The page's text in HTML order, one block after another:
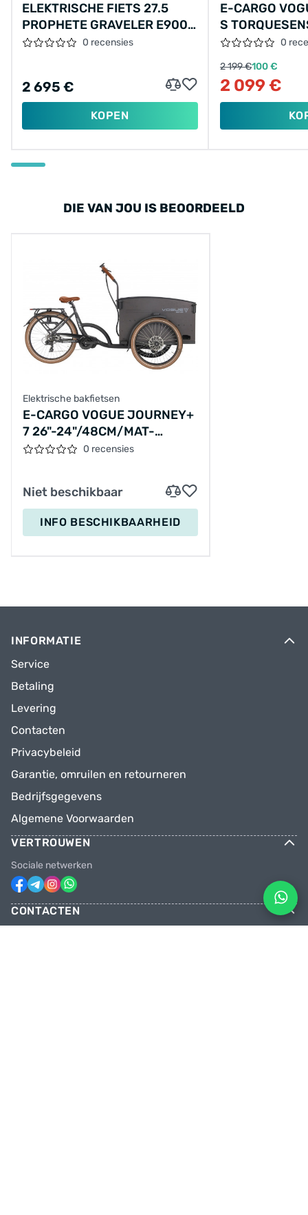
ELEKTRISCHE FIETS 27.5
PROPHETE GRAVELER E9000
DISC, SPORTDRIVE, 672WH
0 recensies
2 695 €
KOPEN
E-CARGO
S
MATT-BLACK-
0
2 199 €100 €
2 099 €
DIE VAN JOU IS BEOORDEELD
Elektrische bakfietsen
E-CARGO VOGUE JOURNEY+
7 26"-24"/48CM/MAT-
ZWART-BRUIN/36V 14.5AH
0 recensies
Niet beschikbaar
INFO BESCHIKBAARHEID
INFORMATIE
Service
Betaling
Levering
Contacten
Privacybeleid
Garantie, omruilen en retourneren
Bedrijfsgegevens
Algemene Voorwaarden
VERTROUWEN
Sociale netwerken
CONTACTEN